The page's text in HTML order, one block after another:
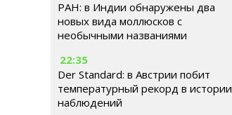
РАН: в Индии обнаружены два
новых вида моллюсков с
необычными названиями
22:35
Der Standard: в Австрии побит
температурный рекорд в истории
наблюдений